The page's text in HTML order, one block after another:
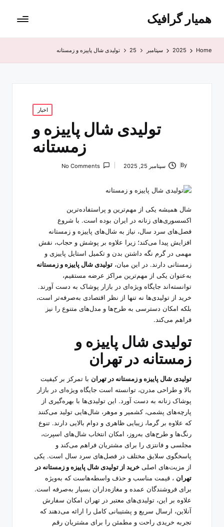
همیار گرافیک
Home
2025 سپتامبر 25 تولیدی شال پاییزه و زمستانه
Posted
in
اخبار
تولیدی شال پاییزه و
زمستانه
Posted
By سپتامبر 25, 2025 No Comments
شال همیشه یکی از مهم‌ترین و پراستفاده‌ترین
اکسسوری‌های زنانه در ایران بوده است. با شروع
فصل‌های سرد سال، نیاز به شال‌های پاییزه و زمستانه
افزایش پیدا می‌کند؛ زیرا علاوه بر پوشش و حجاب، نقش
مهمی در گرم نگه داشتن بدن و تکمیل استایل پاییزی و
زمستانی دارند. در این میان، تولیدی شال پاییزه و زمستانه
به‌عنوان یکی از مهم‌ترین مراکز عرضه مستقیم،
توانسته‌اند جایگاه ویژه‌ای در بازار پوشاک به دست آورند.
خرید از تولیدی‌ها نه تنها از نظر اقتصادی به‌صرفه‌تر است،
بلکه امکان دسترسی به طرح‌ها و مدل‌های متنوع را نیز
فراهم می‌کند.
تولیدی شال پاییزه و
زمستانه در تهران
تولیدی شال پاییزه و زمستانه در تهران با تمرکز بر کیفیت
بالا و طراحی مدرن، توانسته است جایگاه ویژه‌ای در بازار
پوشاک زنانه به دست آورد. این تولیدی‌ها با بهره‌گیری از
پارچه‌های پشمی، کشمیر و موهر، شال‌هایی تولید می‌کنند
که علاوه بر گرما، زیبایی ظاهری و دوام بالایی دارند. تنوع
رنگ‌ها و طرح‌های به‌روز، امکان انتخاب شال‌های اسپرت،
مجلسی و فانتزی را برای مشتریان فراهم می‌کند و
پاسخگوی سلایق مختلف در فصل‌های سرد سال است. یکی
از مزیت‌های اصلی خرید از تولیدی شال پاییزه و زمستانه در
تهران ، قیمت مناسب و حذف واسطه‌هاست که به‌ویژه
برای فروشندگان عمده و مغازه‌داران بسیار به‌صرفه است.
علاوه بر این، تولیدی‌های معتبر در تهران امکان سفارش
آنلاین، ارسال سریع و پشتیبانی کامل را ارائه می‌دهند که
تجربه خریدی راحت و مطمئن را برای مشتریان رقم